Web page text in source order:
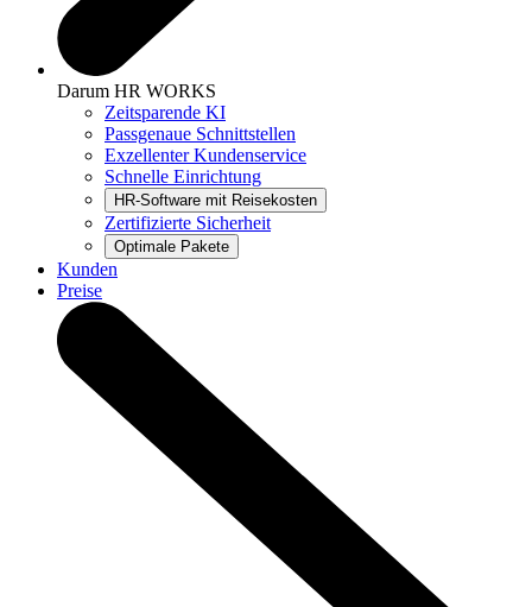
Darum HR WORKS
Zeitsparende KI
Passgenaue Schnittstellen
Exzellenter Kundenservice
Schnelle Einrichtung
Zertifizierte Sicherheit
Kunden
Preise